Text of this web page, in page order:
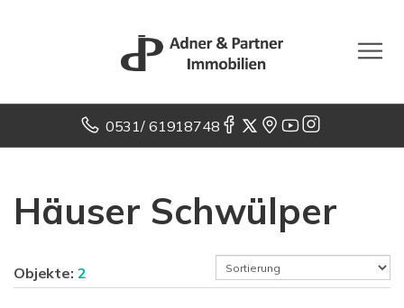
0531/ 61918748
Häuser Schwülper
Objekte: 2